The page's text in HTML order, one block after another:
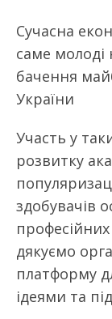
Сучасна
саме молоді
бачення
України
Участь у
розвитку
здобувачів
дякуємо
платформу
ідеями та